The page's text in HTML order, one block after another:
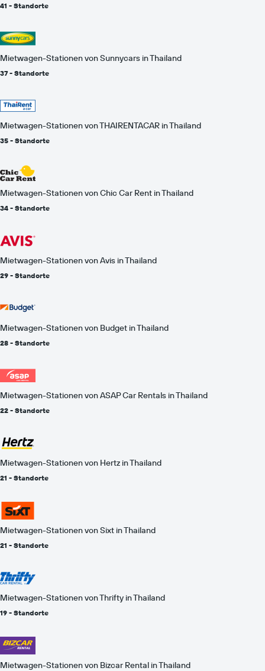
41 - Standorte
Mietwagen-Stationen von Sunnycars in Thailand
37 - Standorte
Mietwagen-Stationen von THAIRENTACAR in Thailand
35 - Standorte
Mietwagen-Stationen von Chic Car Rent in Thailand
34 - Standorte
Mietwagen-Stationen von Avis in Thailand
29 - Standorte
Mietwagen-Stationen von Budget in Thailand
28 - Standorte
Mietwagen-Stationen von ASAP Car Rentals in Thailand
22 - Standorte
Mietwagen-Stationen von Hertz in Thailand
21 - Standorte
Mietwagen-Stationen von Sixt in Thailand
21 - Standorte
Mietwagen-Stationen von Thrifty in Thailand
19 - Standorte
Mietwagen-Stationen von Bizcar Rental in Thailand